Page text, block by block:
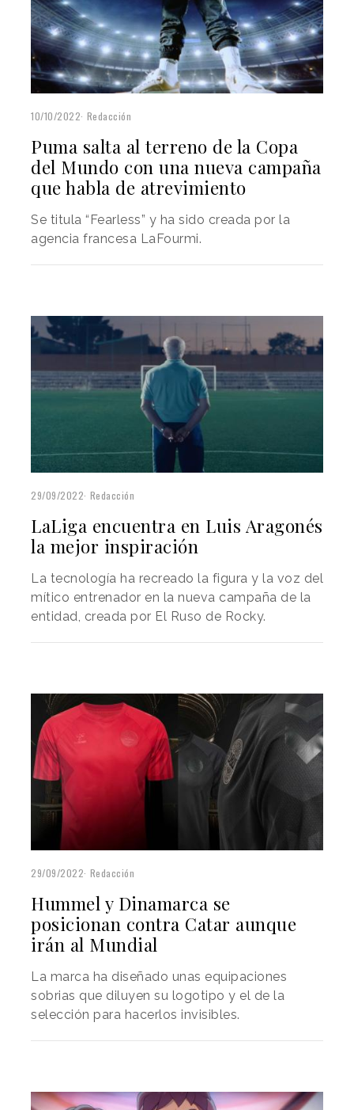
10/10/2022 Redacción
Puma salta al terreno de la Copa
del Mundo con una nueva campaña
que habla de atrevimiento
Se titula “Fearless” y ha sido creada por la
agencia francesa LaFourmi.
29/09/2022 Redacción
LaLiga encuentra en Luis Aragonés
la mejor inspiración
La tecnología ha recreado la figura y la voz del
mítico entrenador en la nueva campaña de la
entidad, creada por El Ruso de Rocky.
29/09/2022 Redacción
Hummel y Dinamarca se
posicionan contra Catar aunque
irán al Mundial
La marca ha diseñado unas equipaciones
sobrias que diluyen su logotipo y el de la
selección para hacerlos invisibles.